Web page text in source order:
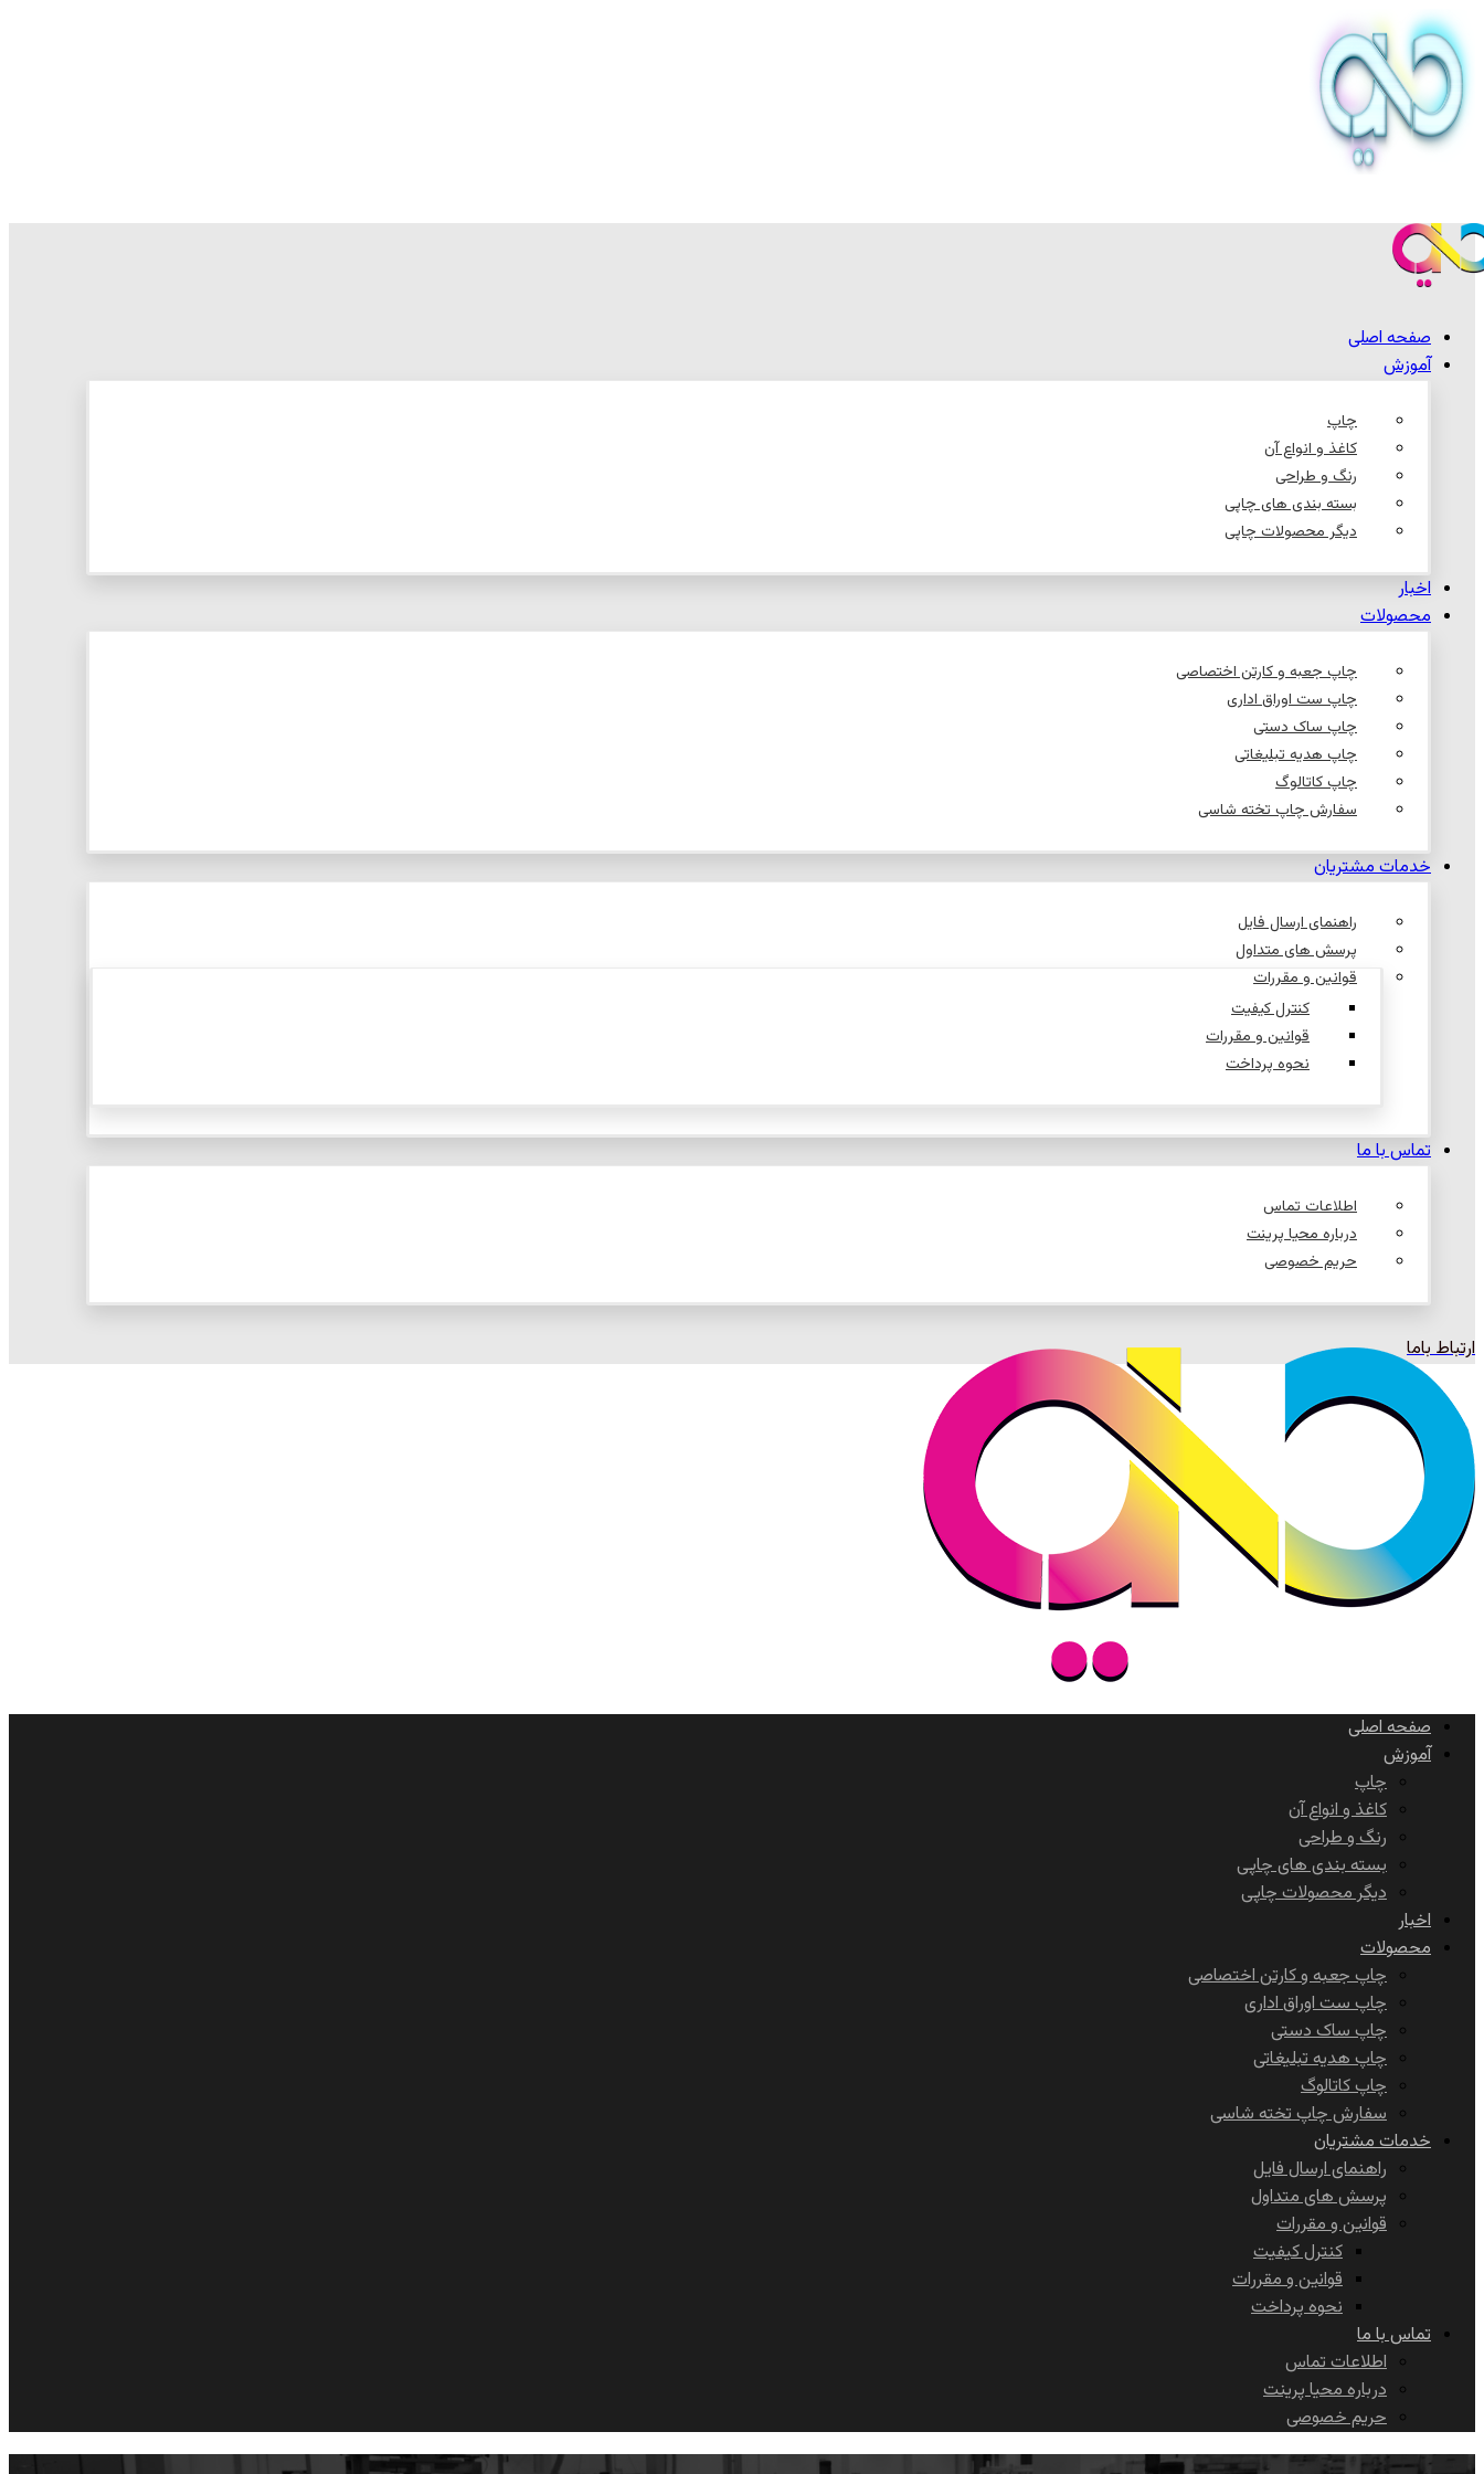
صفحه اصلی
آموزش
چاپ
کاغذ و انواع آن
رنگ و طراحی
بسته بندی های چاپی
دیگر محصولات چاپی
اخبار
محصولات
چاپ جعبه و کارتن اختصاصی
چاپ ست اوراق اداری
چاپ ساک دستی
چاپ هدیه تبلیغاتی
چاپ کاتالوگ
سفارش چاپ تخته شاسی
خدمات مشتریان
راهنمای ارسال فایل
پرسش های متداول
قوانین و مقررات
کنترل کیفیت
قوانین و مقررات
نحوه پرداخت
تماس با ما
اطلاعات تماس
درباره محیا پرینت
حریم خصوصی
ارتباط باما
صفحه اصلی
آموزش
چاپ
کاغذ و انواع آن
رنگ و طراحی
بسته بندی های چاپی
دیگر محصولات چاپی
اخبار
محصولات
چاپ جعبه و کارتن اختصاصی
چاپ ست اوراق اداری
چاپ ساک دستی
چاپ هدیه تبلیغاتی
چاپ کاتالوگ
سفارش چاپ تخته شاسی
خدمات مشتریان
راهنمای ارسال فایل
پرسش های متداول
قوانین و مقررات
کنترل کیفیت
قوانین و مقررات
نحوه پرداخت
تماس با ما
اطلاعات تماس
درباره محیا پرینت
حریم خصوصی